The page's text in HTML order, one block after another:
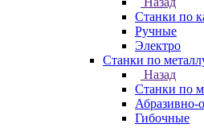
Станки по
Ручные
Электро
Станки по
Назад
Станки по
Абразивно-
Гибочные